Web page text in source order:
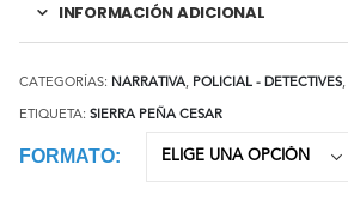
INFORMACIÓN ADICIONAL
CATEGORÍAS: NARRATIVA, POLICIAL - DETECTIVES,
ETIQUETA: SIERRA PEÑA CESAR
FORMATO